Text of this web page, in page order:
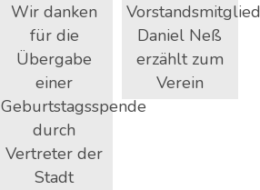
Wir danken
für die
Übergabe
einer
Geburtstagsspende
durch
Vertreter der
Stadt
Vorstandsmitglied
Daniel Neß
erzählt zum
Verein